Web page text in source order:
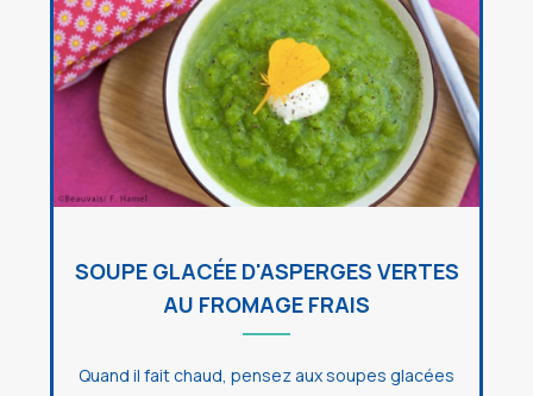
SOUPE GLACÉE D'ASPERGES VERTES
AU FROMAGE FRAIS
Quand il fait chaud, pensez aux soupes glacées